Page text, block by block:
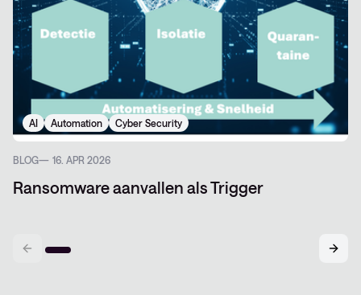
AI Automation Cyber Security
BLOG 16. APR 2026
Ransomware aanvallen als Trigger